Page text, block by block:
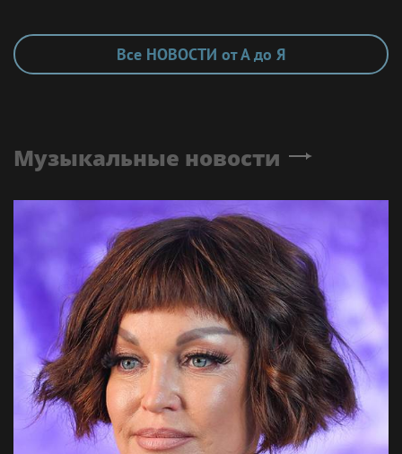
Все НОВОСТИ от А до Я
Музыкальные новости